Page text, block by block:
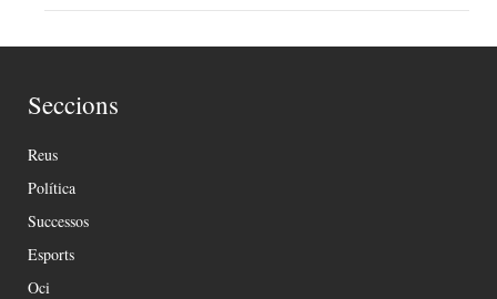
Seccions
Reus
Política
Successos
Esports
Oci